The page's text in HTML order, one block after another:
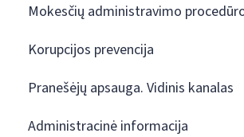
Mokesčių administravimo
Korupcijos prevencija
Pranešėjų apsauga. Vidinis kanalas
Administracinė informacija